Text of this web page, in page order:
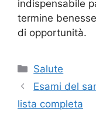
indispensabile
termine
di opportunità.
Categorie
Salute
Esami del
lista completa